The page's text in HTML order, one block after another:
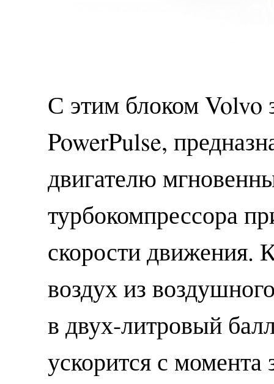
С этим блоком Volvo
PowerPulse,
двигателю
турбокомпрессора
скорости движения.
воздух из
в двух-литровый
ускорится с момента